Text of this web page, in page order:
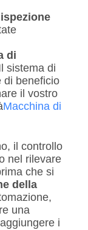
di
sistema di
di beneficio
il vostro
Macchina di
il controllo
nel rilevare
che si
della
una
i